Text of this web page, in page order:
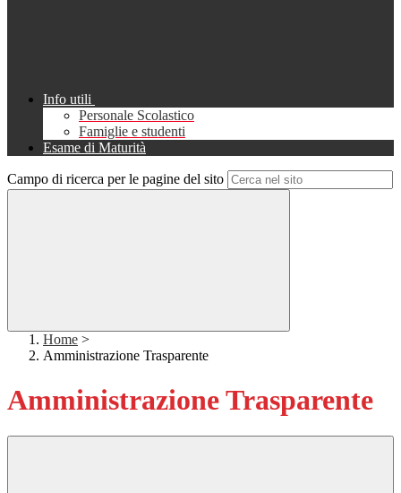
Info utili
Personale Scolastico
Famiglie e studenti
Esame di Maturità
Campo di ricerca per le pagine del sito
Home >
Amministrazione Trasparente
Amministrazione Trasparente